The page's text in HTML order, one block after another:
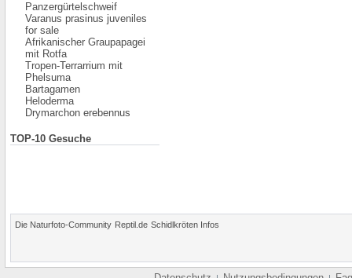
Panzergürtelschweif
Varanus prasinus juveniles
for sale
Afrikanischer Graupapagei
mit Rotfa
Tropen-Terrarrium mit
Phelsuma
Bartagamen
Heloderma
Drymarchon erebennus
TOP-10 Gesuche
Die Naturfoto-Community Reptil.de Schidlkröten Infos